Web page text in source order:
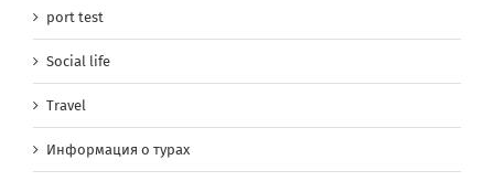
port test
Social life
Travel
Информация о турах